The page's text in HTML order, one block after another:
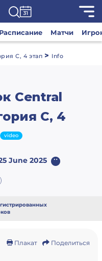
Расписание Матчи
С, 4 этап > Info
Central
С, 4
video
June 2025
Плакат Поделиться